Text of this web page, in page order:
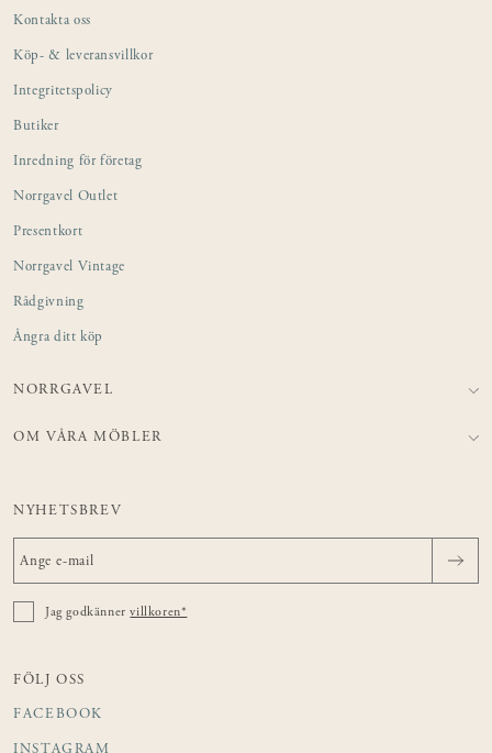
Kontakta oss
Köp- & leveransvillkor
Integritetspolicy
Butiker
Inredning för företag
Norrgavel Outlet
Presentkort
Norrgavel Vintage
Rådgivning
Ångra ditt köp
NORRGAVEL
OM VÅRA MÖBLER
NYHETSBREV
Jag godkännervillkoren*
FÖLJ OSS
FACEBOOK